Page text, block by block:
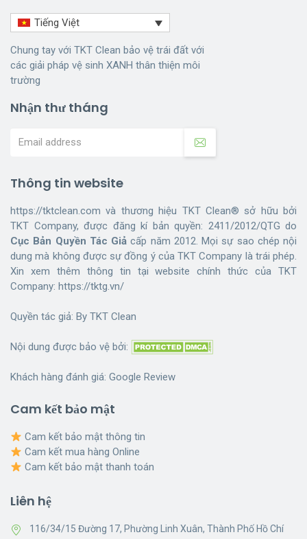
Tiếng Việt
Chung tay với TKT Clean bảo vệ trái đất với
các giải pháp vệ sinh XANH thân thiện môi
trường
Nhận thư tháng
Thông tin website
https://tktclean.com và thương hiệu TKT Clean® sở hữu bởi
TKT Company, được đăng kí bản quyền: 2411/2012/QTG do
Cục Bản Quyền Tác Giả cấp năm 2012. Mọi sự sao chép nội
dung mà không được sự đồng ý của TKT Company là trái phép.
Xin xem thêm thông tin tại website chính thức của TKT
Company: https://tktg.vn/
Quyền tác giả: By TKT Clean
Nội dung được bảo vệ bởi:
Khách hàng đánh giá: Google Review
Cam kết bảo mật
Cam kết bảo mật thông tin
Cam kết mua hàng Online
Cam kết bảo mật thanh toán
Liên hệ
116/34/15 Đường 17, Phường Linh Xuân, Thành Phố Hồ Chí